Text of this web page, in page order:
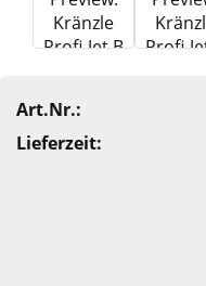
Art.Nr.:
Lieferzeit: